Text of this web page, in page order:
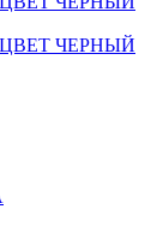
ЧЕРНЫЙ